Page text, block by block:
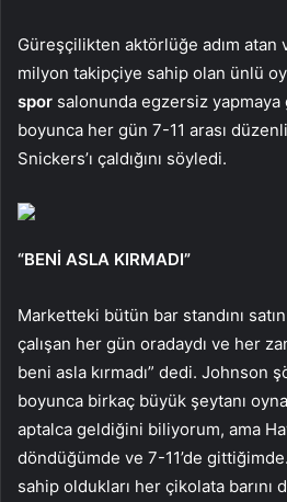
Güreşçilikten aktörlüğe adım atan
milyon takipçiye sahip olan ünlü
spor salonunda egzersiz yapmaya
boyunca her gün 7-11 arası
Snickers’ı çaldığını söyledi.
“BENİ ASLA KIRMADI”
Marketteki bütün bar standını
çalışan her gün oradaydı ve her
beni asla kırmadı” dedi. Johnson
boyunca birkaç büyük şeytanı
aptalca geldiğini biliyorum, ama
döndüğümde ve 7-11’de
sahip oldukları her çikolata barını